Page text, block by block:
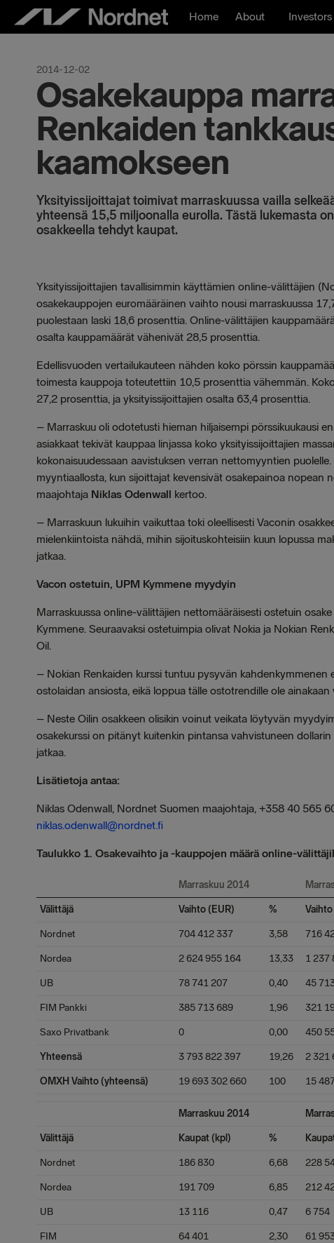
Home About Investors
2014-12-02
Osakekauppa
Renkaiden
kaamokseen
Yksityissijoittajat toimivat marraskuussa vailla
yhteensä 15,5 miljoonalla eurolla. Tästä lukemasta
osakkeella tehdyt kaupat.
Yksityissijoittajien tavallisimmin käyttämien online-välittäjien
osakekauppojen euromääräinen vaihto nousi marraskuussa
puolestaan laski 18,6 prosenttia. Online-välittäjien
osalta kauppamäärät vähenivät 28,5 prosenttia.
Edellisvuoden vertailukauteen nähden koko pörssin
toimesta kauppoja toteutettiin 10,5 prosenttia vähemmän.
27,2 prosenttia, ja yksityissijoittajien osalta 63,4 prosenttia.
– Marraskuu oli odotetusti hieman hiljaisempi pörssikuukausi
asiakkaat tekivät kauppaa linjassa koko yksityissijoittajien
kokonaisuudessaan aavistuksen verran nettomyyntien
myyntiaallosta, kun sijoittajat kevensivät osakepainoa nopean
maajohtaja Niklas Odenwall kertoo.
– Marraskuun lukuihin vaikuttaa toki oleellisesti Vaconin
mielenkiintoista nähdä, mihin sijoituskohteisiin kuun lopussa
jatkaa.
Vacon ostetuin, UPM Kymmene myydyin
Marraskuussa online-välittäjien nettomääräisesti ostetuin
Kymmene. Seuraavaksi ostetuimpia olivat Nokia ja Nokian
Oil.
– Nokian Renkaiden kurssi tuntuu pysyvän kahdenkymmenen
ostolaidan ansiosta, eikä loppua tälle ostotrendille ole
– Neste Oilin osakkeen olisikin voinut veikata löytyvän
osakekurssi on pitänyt kuitenkin pintansa vahvistuneen
jatkaa.
Lisätietoja antaa:
Niklas Odenwall, Nordnet Suomen maajohtaja, +358 40 565
niklas.odenwall@nordnet.fi
Taulukko 1. Osakevaihto ja -kauppojen määrä online-
Marraskuu 2014
Välittäjä Vaihto (EUR) %
Nordnet 704 412 337 3,58 716
Nordea 2 624 955 164 13,33 1 237
UB 78 741 207 0,40 45
FIM Pankki 385 713 689 1,96 321
Saxo Privatbank 0 0,00 450
Yhteensä 3 793 822 397 19,26 2 321
OMXH Vaihto (yhteensä) 19 693 302 660 100 15
Marraskuu 2014
Välittäjä Kaupat (kpl) %
Nordnet 186 830 6,68 228
Nordea 191 709 6,85 212
UB 13 116 0,47 6 754
FIM 64 401 2,30 61